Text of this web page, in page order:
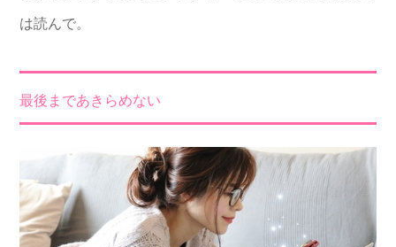
は読んで。
最後まであきらめない